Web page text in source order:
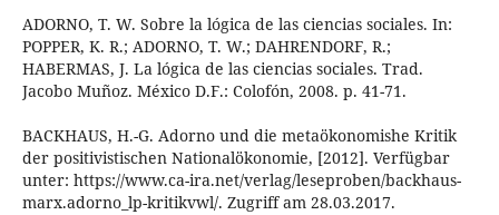
ADORNO, T. W. Sobre la lógica de las ciencias sociales. In:
POPPER, K. R.; ADORNO, T. W.; DAHRENDORF, R.;
HABERMAS, J. La lógica de las ciencias sociales. Trad.
Jacobo Muñoz. México D.F.: Colofón, 2008. p. 41-71.
BACKHAUS, H.-G. Adorno und die metaökonomishe Kritik
der positivistischen Nationalökonomie, [2012]. Verfügbar
unter: https://www.ca-ira.net/verlag/leseproben/backhaus-
marx.adorno_lp-kritikvwl/. Zugriff am 28.03.2017.